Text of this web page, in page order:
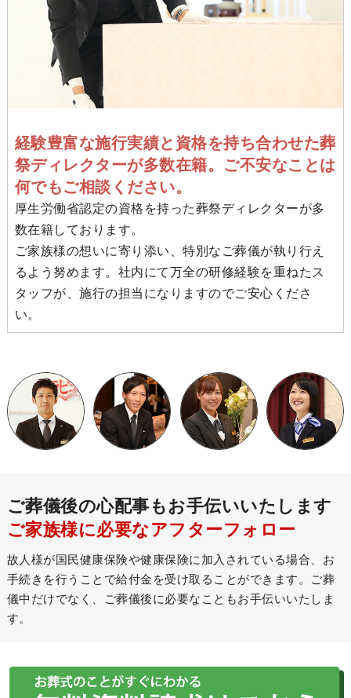
経験豊富な施行実績と資格を持ち合わせた葬
祭ディレクターが多数在籍。ご不安なことは
何でもご相談ください。
厚生労働省認定の資格を持った葬祭ディレクターが多
数在籍しております。
ご家族様の想いに寄り添い、特別なご葬儀が執り行え
るよう努めます。社内にて万全の研修経験を重ねたス
タッフが、施行の担当になりますのでご安心くださ
い。
ご葬儀後の心配事もお手伝いいたします
ご家族様に必要なアフターフォロー
故人様が国民健康保険や健康保険に加入されている場合、お
手続きを行うことで給付金を受け取ることができます。ご葬
儀中だけでなく、ご葬儀後に必要なこともお手伝いいたしま
す。